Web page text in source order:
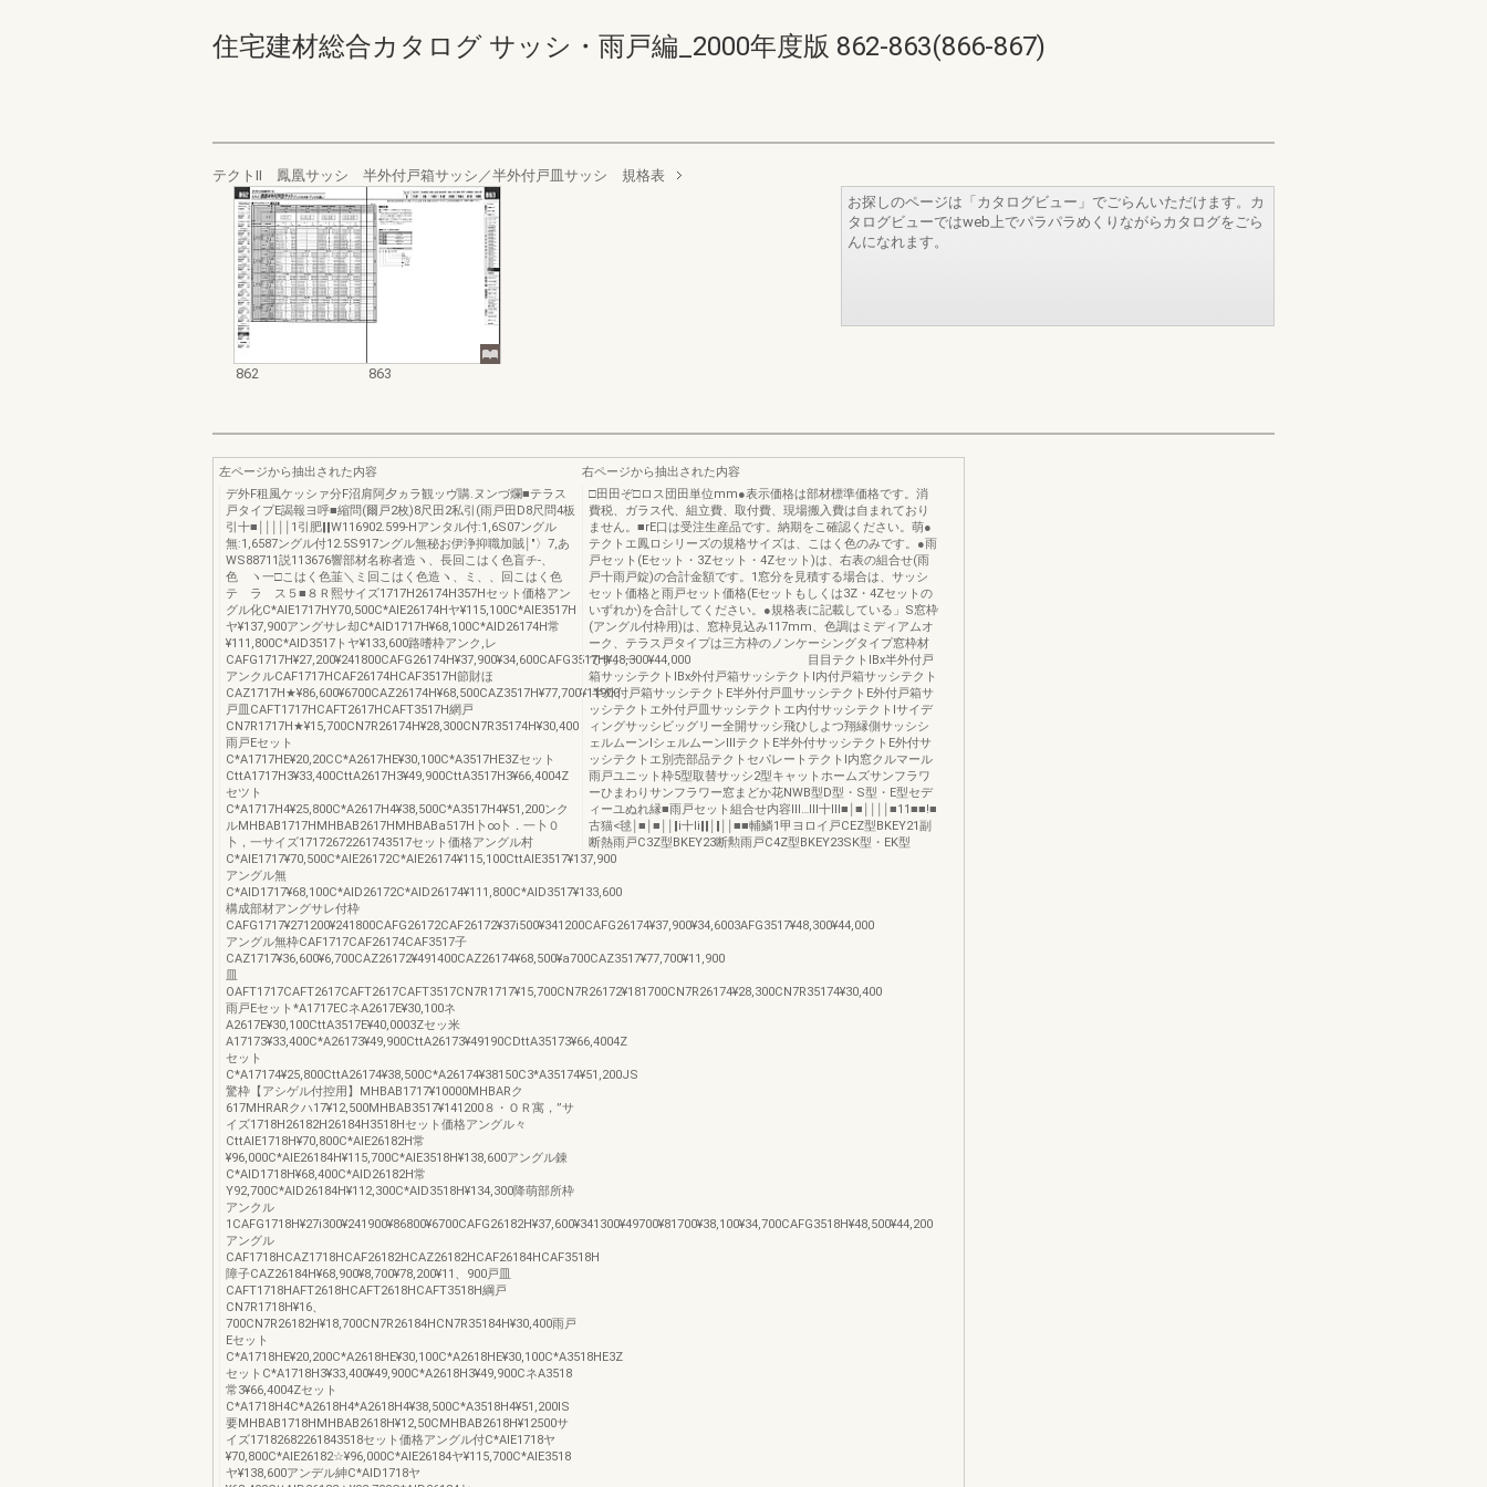
住宅建材総合カタログ サッシ・雨戸編_2000年度版 862-863(866-867)
テクトⅡ 鳳凰サッシ 半外付戸箱サッシ／半外付戸皿サッシ 規格表
862 863
お探しのページは「カタログビュー」でごらんいただけます。カ
タログビューではweb上でパラパラめくりながらカタログをごら
んになれます。
左ページから抽出された内容
デ外F租風ケッシァ分F沼肩阿夕ヵラ観ッヴ購.ヌンづ爛■テラス
戸タイプE謁報ヨ呼■縮問(爾戸2枚)8尺田2私引(雨戸田D8尺問4板
引十■￨￨￨￨￨1引肥‖‖W116902.599‐Hアンタル付:1,6S07ングル
無:1,6587ングル付12.5S917ングル無秘お伊浄抑職加賊￨″〉7,あ
WS88711説113676響部材名称者造ヽ、長回こはく色盲チ‐、
色 ヽ一□こはく色韮＼ミ回こはく色造ヽ、ミ、、回こはく色
テ ラ ス５■８Ｒ熙サイズ1717H26174H357Hセット価格アン
グル化C*AlE1717HY70,500C*AlE26174Hヤ¥115,100C*AlE3517H
ヤ¥137,900アングサレ却C*AlD1717H¥68,100C*AlD26174H常
¥111,800C*AlD3517トヤ¥133,600路嗜枠アンク,レ
CAFG1717H¥27,200¥241800CAFG26174H¥37,900¥34,600CAFG3517H¥48,300¥44,000
アンクルCAF1717HCAF26174HCAF3517H節財ほ
CAZ1717H★¥86,600¥6700CAZ26174H¥68,500CAZ3517H¥77,700¥11900
戸皿CAFT1717HCAFT2617HCAFT3517H網戸
CN7R1717H★¥15,700CN7R26174H¥28,300CN7R35174H¥30,400
雨戸Eセット
C*A1717HE¥20,20CC*A2617HE¥30,100C*A3517HE3Zセット
CttA1717H3¥33,400CttA2617H3¥49,900CttA3517H3¥66,4004Z
セツト
C*A1717H4¥25,800C*A2617H4¥38,500C*A3517H4¥51,200ンク
ルMHBAB1717HMHBAB2617HMHBABa517H卜∞卜．一卜０
卜，一サイズ17172672261743517セット価格アングル村
C*AlE1717¥70,500C*AlE26172C*AlE26174¥115,100CttAlE3517¥137,900
アングル無
C*AlD1717¥68,100C*AlD26172C*AlD26174¥111,800C*AlD3517¥133,600
構成部材アングサレ付枠
CAFG1717¥271200¥241800CAFG26172CAF26172¥37i500¥341200CAFG26174¥37,900¥34,6003AFG3517¥48,300¥44,000
アングル無枠CAF1717CAF26174CAF3517子
CAZ1717¥36,600¥6,700CAZ26172¥491400CAZ26174¥68,500¥a700CAZ3517¥77,700¥11,900
OAFT1717CAFT2617CAFT2617CAFT3517CN7R1717¥15,700CN7R26172¥181700CN7R26174¥28,300CN7R35174¥30,400
雨戸Eセット*A1717ECネA2617E¥30,100ネ
A2617E¥30,100CttA3517E¥40,0003Zセッ米
A17173¥33,400C*A26173¥49,900CttA26173¥49190CDttA35173¥66,4004Z
セット
C*A17174¥25,800CttA26174¥38,500C*A26174¥38150C3*A35174¥51,200JS
驚枠【アシゲル付控用】MHBAB1717¥10000MHBARク
617MHRARクハ17¥12,500MHBAB3517¥141200８・ＯＲ寓，”サ
イズ1718H26182H26184H3518Hセット価格アングル々
CttAlE1718H¥70,800C*AlE26182H常
¥96,000C*AlE26184H¥115,700C*AlE3518H¥138,600アングル錬
C*AlD1718H¥68,400C*AlD26182H常
Y92,700C*AlD26184H¥112,300C*AlD3518H¥134,300降萌部所枠
アンクル
1CAFG1718H¥27i300¥241900¥86800¥6700CAFG26182H¥37,600¥341300¥49700¥81700¥38,100¥34,700CAFG3518H¥48,500¥44,200
アングル
CAF1718HCAZ1718HCAF26182HCAZ26182HCAF26184HCAF3518H
障子CAZ26184H¥68,900¥8,700¥78,200¥11、900戸皿
CAFT1718HAFT2618HCAFT2618HCAFT3518H綱戸
CN7R1718H¥16、
700CN7R26182H¥18,700CN7R26184HCN7R35184H¥30,400雨戸
Eセット
C*A1718HE¥20,200C*A2618HE¥30,100C*A2618HE¥30,100C*A3518HE3Z
セットC*A1718H3¥33,400¥49,900C*A2618H3¥49,900CネA3518
常3¥66,4004Zセット
C*A1718H4C*A2618H4*A2618H4¥38,500C*A3518H4¥51,200lS
要MHBAB1718HMHBAB2618H¥12,50CMHBAB2618H¥12500サ
イズ17182682261843518セット価格アングル付C*AlE1718ヤ
¥70,800C*AlE26182☆¥96,000C*AlE26184ヤ¥115,700C*AlE3518
ヤ¥138,600アンデル紳C*AlD1718ヤ
右ページから抽出された内容
□田田ぞ□ロス団田単位mm●表示価格は部材標準価格です。消
費税、ガラス代、組立費、取付費、現場搬入費は自まれており
ません。■rE口は受注生産品です。納期をこ確認ください。萌●
テクトエ鳳ロシリーズの規格サイズは、こはく色のみです。●雨
戸セット(Eセット・3Zセット・4Zセット)は、右表の組合せ(雨
戸十雨戸錠)の合計金額です。1窓分を見積する場合は、サッシ
セット価格と雨戸セット価格(Eセットもしくは3Z・4Zセットの
いずれか)を合計してください。●規格表に記載している」S窓枠
(アングル付枠用)は、窓枠見込み117mm、色調はミディアムオ
ーク、テラス戸タイプは三方枠のノンケーシングタイプ窓枠材
です。一 目目テクトIBx半外付戸
箱サッシテクトIBx外付戸箱サッシテクトI内付戸箱サッシテクト
I半外付戸箱サッシテクトE半外付戸皿サッシテクトE外付戸箱サ
ッシテクトエ外付戸皿サッシテクトエ内付サッシテクトIサイデ
ィングサッシビッグリー全開サッシ飛ひしよつ翔縁側サッシシ
ェルムーンIシェルムーンlllテクトE半外付サッシテクトE外付サ
ッシテクトエ別売部品テクトセパレートテクトI内窓クルマール
雨戸ユニット枠5型取替サッシ2型キャットホームズサンフラワ
ーひまわりサンフラワー窓まどか花NWB型D型・S型・E型セデ
ィーユぬれ縁■雨戸セット組合せ内容Ⅲ…Ⅲ十Ⅲ■￨■￨￨￨￨■11■■!■
古猫<毬￨■￨■￨￨‖i十li‖‖￨‖￨￨■■輔鱗1甲ヨロイ戸CEZ型BKEY21副
断熱雨戸C3Z型BKEY23断勲雨戸C4Z型BKEY23SK型・EK型